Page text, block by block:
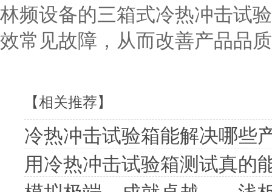
林频设备的三箱式冷热冲击试
效常见故障，从而改善产品品
【相关推荐】
冷热冲击试验箱能解决哪些
用冷热冲击试验箱测试真的